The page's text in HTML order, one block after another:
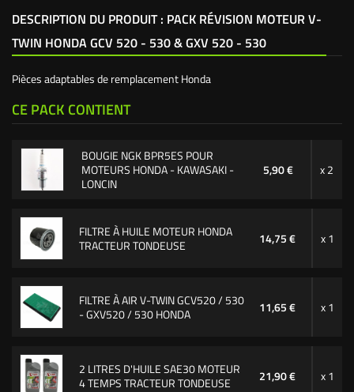
DESCRIPTION DU PRODUIT : PACK RÉVISION MOTEUR V-
TWIN HONDA GCV 520 - 530 & GXV 520 - 530
Pièces adaptables de remplacement Honda
CE PACK CONTIENT
BOUGIE NGK BPR5ES POUR
MOTEURS HONDA - KAWASAKI -
LONCIN
5,90 € x 2
FILTRE À HUILE MOTEUR HONDA
TRACTEUR TONDEUSE
14,75 € x 1
FILTRE À AIR V-TWIN GCV520 / 530
- GXV520 / 530 HONDA
11,65 € x 1
2 LITRES D'HUILE SAE30 MOTEUR
4 TEMPS TRACTEUR TONDEUSE
21,90 € x 1